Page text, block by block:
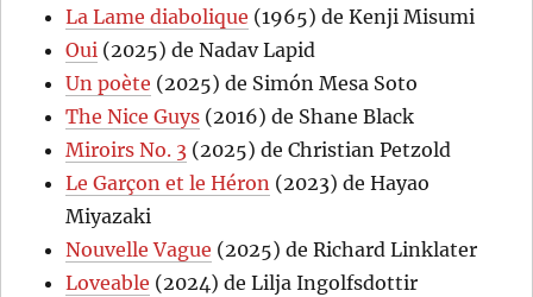
La Lame diabolique (1965) de Kenji Misumi
Oui (2025) de Nadav Lapid
Un poète (2025) de Simón Mesa Soto
The Nice Guys (2016) de Shane Black
Miroirs No. 3 (2025) de Christian Petzold
Le Garçon et le Héron (2023) de Hayao
Miyazaki
Nouvelle Vague (2025) de Richard Linklater
Loveable (2024) de Lilja Ingolfsdottir